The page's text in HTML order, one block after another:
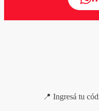
📍 Ingresá tu